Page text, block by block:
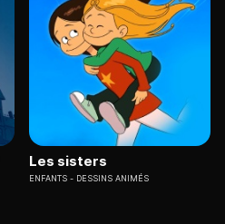
Les sisters
ENFANTS DESSINS ANIMÉS